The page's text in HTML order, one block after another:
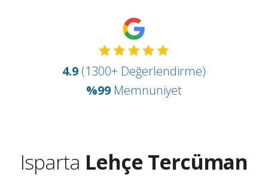
4.9 (1300+ Değerlendirme)
%99 Memnuniyet
Isparta Lehçe Tercüman